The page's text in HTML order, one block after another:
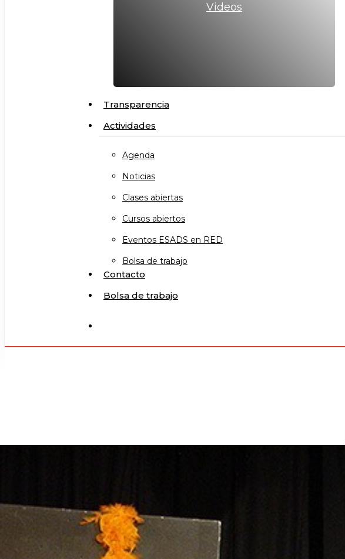
Videos
Transparencia
Actividades
Agenda
Noticias
Clases abiertas
Cursos abiertos
Eventos ESADS en RED
Bolsa de trabajo
Contacto
Bolsa de trabajo